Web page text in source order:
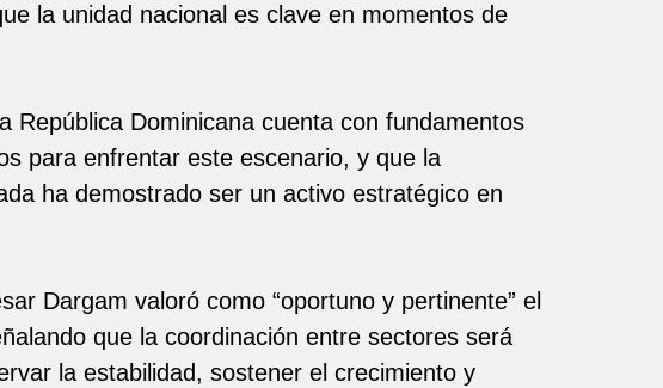
la unidad nacional es clave en momentos de
República Dominicana cuenta con fundamentos
para enfrentar este escenario, y que la
ha demostrado ser un activo estratégico en
Dargam valoró como “oportuno y pertinente” el
que la coordinación entre sectores será
la estabilidad, sostener el crecimiento y